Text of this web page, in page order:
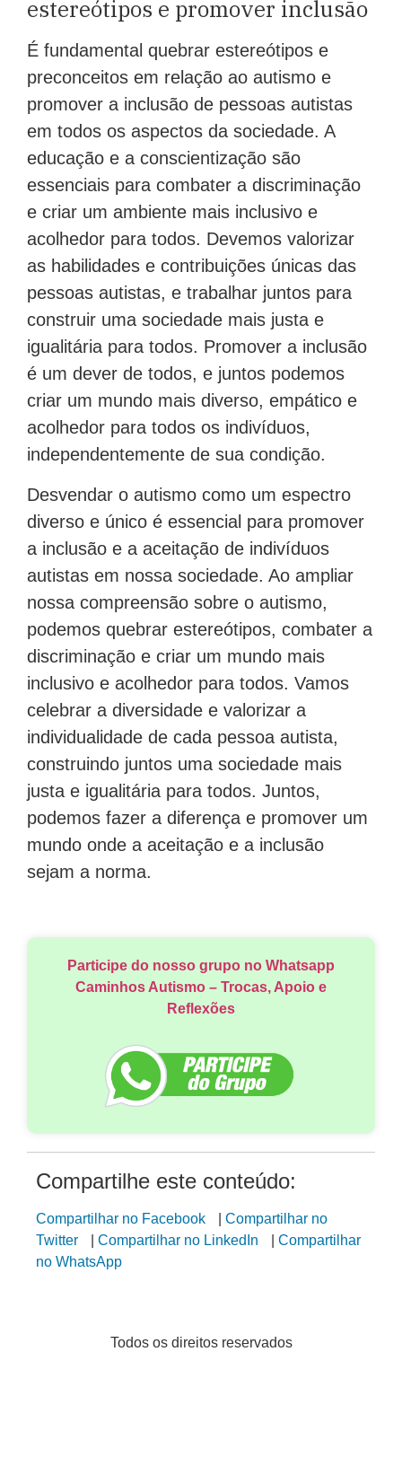
estereótipos e promover inclusão
É fundamental quebrar estereótipos e
preconceitos em relação ao autismo e
promover a inclusão de pessoas autistas
em todos os aspectos da sociedade. A
educação e a conscientização são
essenciais para combater a discriminação
e criar um ambiente mais inclusivo e
acolhedor para todos. Devemos valorizar
as habilidades e contribuições únicas das
pessoas autistas, e trabalhar juntos para
construir uma sociedade mais justa e
igualitária para todos. Promover a inclusão
é um dever de todos, e juntos podemos
criar um mundo mais diverso, empático e
acolhedor para todos os indivíduos,
independentemente de sua condição.
Desvendar o autismo como um espectro
diverso e único é essencial para promover
a inclusão e a aceitação de indivíduos
autistas em nossa sociedade. Ao ampliar
nossa compreensão sobre o autismo,
podemos quebrar estereótipos, combater a
discriminação e criar um mundo mais
inclusivo e acolhedor para todos. Vamos
celebrar a diversidade e valorizar a
individualidade de cada pessoa autista,
construindo juntos uma sociedade mais
justa e igualitária para todos. Juntos,
podemos fazer a diferença e promover um
mundo onde a aceitação e a inclusão
sejam a norma.
Participe do nosso grupo no Whatsapp
Caminhos Autismo – Trocas, Apoio e
Reflexões
Compartilhe este conteúdo:
Compartilhar no Facebook
Compartilhar no
Twitter
Compartilhar no LinkedIn
Compartilhar
no WhatsApp
Todos os direitos reservados